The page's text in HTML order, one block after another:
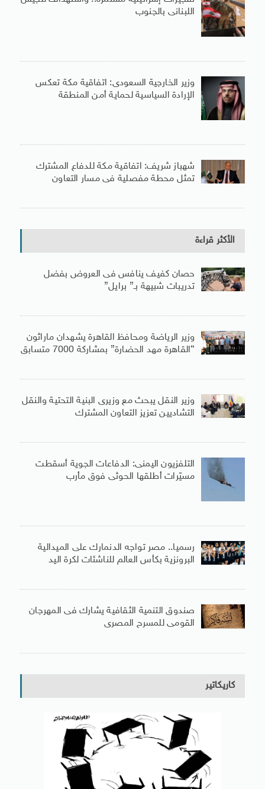
اللبنانى بالجنوب
وزير الخارجية السعودى: اتفاقية مكة تعكس
الإرادة السياسية لحماية أمن المنطقة
شهباز شريف: اتفاقية مكة للدفاع المشترك
تمثل محطة مفصلية فى مسار التعاون
الأكثر قراءة
حصان كفيف ينافس فى العروض بفضل
تدريبات شبيهة بـ” برايل”
وزير الرياضة ومحافظ القاهرة يشهدان ماراثون
“القاهرة مهد الحضارة” بمشاركة 7000 متسابق
وزير النقل يبحث مع وزيرى البنية التحتية والنقل
التشاديين تعزيز التعاون المشترك
التلفزيون اليمنى: الدفاعات الجوية أسقطت
مسيّرات أطلقها الحوثى فوق مأرب
رسميا.. مصر تواجه الدنمارك على الميدالية
البرونزية بكأس العالم للناشئات لكرة اليد
صندوق التنمية الثقافية يشارك فى المهرجان
القومى للمسرح المصرى
كاريكاتير